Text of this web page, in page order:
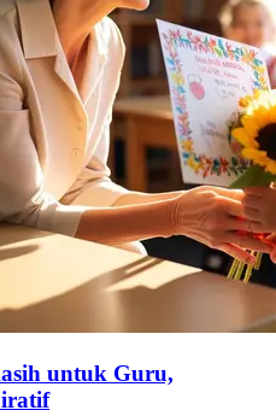
untuk Guru,